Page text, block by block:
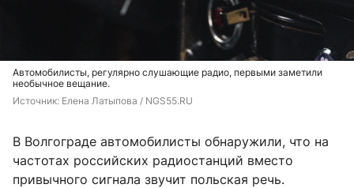
Автомобилисты, регулярно слушающие радио, первыми заметили
необычное вещание.
Источник: Елена Латыпова / NGS55.RU
В Волгограде автомобилисты обнаружили, что на
частотах российских радиостанций вместо
привычного сигнала звучит польская речь.